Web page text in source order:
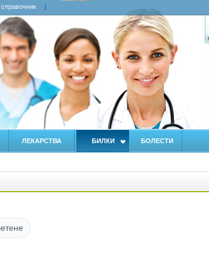
ЛЕКАРСТВА БИЛКИ БОЛЕСТИ